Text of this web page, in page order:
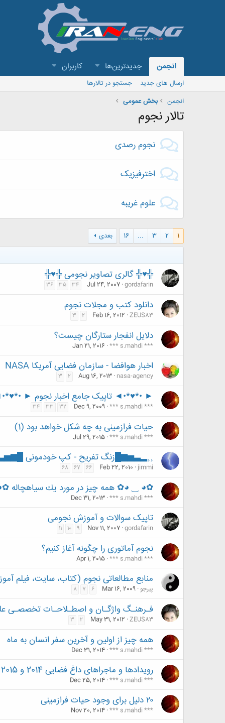
انجمن جدیدترین‌ها کاربران
ارسال های جدید
جستجو در تالارها
انجمن
بخش عمومی
تالار نجوم
نجوم رصدی
اخترفیزیک
علوم غریبه
1
2
3
...
16
بعدی
╬♥╬ گالری تصاویر نجومی ╬♥╬
gordafarin
Jul 24, 2007
34
35
36
دانلود کتب و مجلات نجوم
ZEUS83
Feb 16, 2012
2
3
دلایل انفجار ستارگان چیست؟
*** s.mahdi ***
Jan 21, 2016
اخبار هوافضا - سازمان فضایی آمریکا NASA
nasa-agency
Aug 16, 2013
2
3
► •*♥*•◄ تاپیک جامع اخبار نجوم ►
*** s.mahdi ***
Dec 9, 2009
32
33
34
حیات فرازمینی به چه شکل خواهد بود (1)
*** s.mahdi ***
Jul 29, 2015
¸¸▂▃▅▆█زنگ تفریح - کپ خودمونی
jimmi
Feb 22, 2010
66
67
68
✿◕ ‿ ◕✿ همه چيز در مورد يك سياهچاله
*** s.mahdi ***
Dec 31, 2013
تاپیک سوالات و آموزش نجومی
gordafarin
Nov 11, 2007
9
10
11
نجوم آماتوری را چگونه آغاز کنیم؟
*** s.mahdi ***
Apr 1, 2015
منابع مطالعاتی نجوم (کتاب، سایت، فیلم
پیرجو Mar 16, 2009
6
7
8
فـرهنـگ واژگـان و اصطـلاحـات تخصصـی
ZEUS83
May 31, 2012
2
3
همه چیز از اولین و آخرین سفر انسان به ماه
*** s.mahdi ***
Dec 31, 2014
رویدادها و ماجراهای داغ فضایی 2014 و 2015
*** s.mahdi ***
Dec 25, 2014
۲۰ دلیل برای وجود حیات فرازمینی
*** s.mahdi ***
Nov 20, 2014